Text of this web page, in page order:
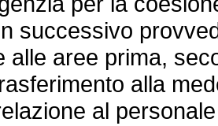
successivo
alle aree prima,
alla
al